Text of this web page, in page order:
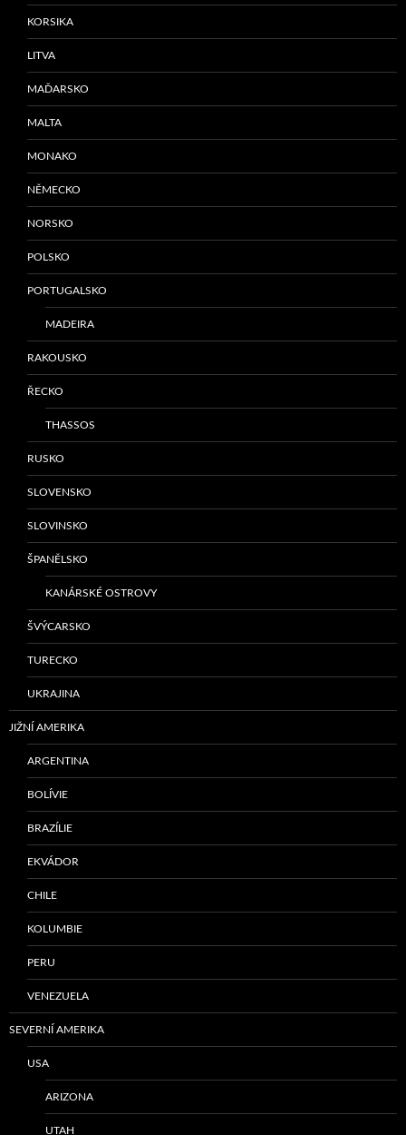
KORSIKA
LITVA
MAĎARSKO
MALTA
MONAKO
NĚMECKO
NORSKO
POLSKO
PORTUGALSKO
MADEIRA
RAKOUSKO
ŘECKO
THASSOS
RUSKO
SLOVENSKO
SLOVINSKO
ŠPANĚLSKO
KANÁRSKÉ OSTROVY
ŠVÝCARSKO
TURECKO
UKRAJINA
JIŽNÍ AMERIKA
ARGENTINA
BOLÍVIE
BRAZÍLIE
EKVÁDOR
CHILE
KOLUMBIE
PERU
VENEZUELA
SEVERNÍ AMERIKA
USA
ARIZONA
UTAH